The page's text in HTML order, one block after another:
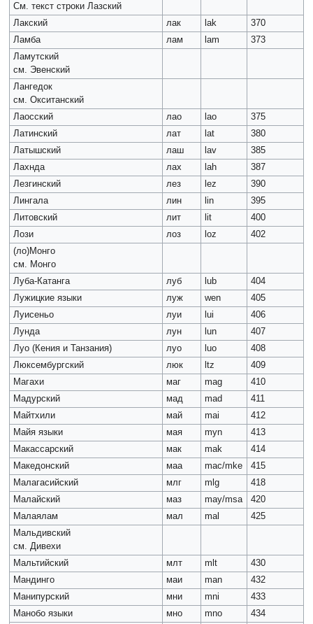
См. текст строки Лазский
Лакский
лак lak
370
Ламба
лам lam
373
Ламутский
см. Эвенский
Лангедок
см. Окситанский
Лаосский
лао lao
375
Латинский
лат lat
380
Латышский
лаш lav
385
Лахнда
лах lah
387
Лезгинский
лез lez
390
Лингала
лин lin
395
Литовский
лит lit
400
Лози
лоз loz
402
(ло)Монго
см. Монго
Луба-Катанга
луб lub
404
Лужицкие языки
луж wen
405
Луисеньо
луи lui
406
Лунда
лун lun
407
Луо (Кения и Танзания)
луо luo
408
Люксембургский
люк ltz
409
Магахи
маг mag
410
Мадурский
мад mad
411
Майтхили
май mai
412
Майя языки
мая myn
413
Макассарский
мак mak
414
Македонский
маа mac/mke
415
Малагасийский
млг mlg
418
Малайский
маз may/msa
420
Малаялам
мал mal
425
Мальдивский
см. Дивехи
Мальтийский
млт mlt
430
Мандинго
маи man
432
Манипурский
мни mni
433
Манобо языки
мно mno
434